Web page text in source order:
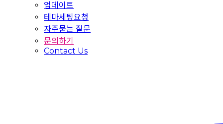
업데이트
테마세팅요청
자주묻는 질문
문의하기
Contact Us